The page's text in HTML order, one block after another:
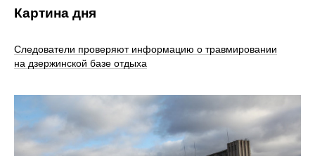
Картина дня
Следователи проверяют информацию о травмировании
на дзержинской базе отдыха